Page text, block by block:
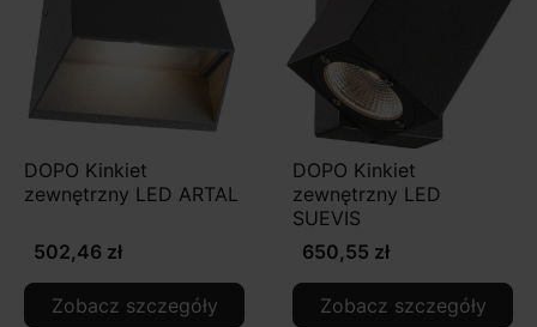
DOPO Kinkiet
zewnętrzny LED ARTAL
502,46 zł
Zobacz szczegóły
DOPO Kinkiet
zewnętrzny LED
SUEVIS
650,55 zł
Zobacz szczegóły